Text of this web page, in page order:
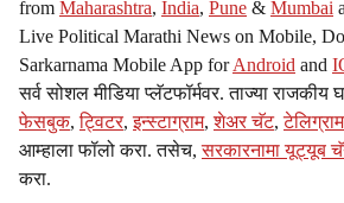
from Maharashtra, India, Pune & Mumbai
Live Political Marathi News on Mobile,
Sarkarnama Mobile App forAndroid and
सर्व सोशल मीडिया प्लॅटफॉर्मवर. ताज्या राजकीय
फेसबुक,ट्विटर,इन्स्टाग्राम,शेअर चॅट,
आम्हाला फॉलो करा. तसेच,सरकारनामा यूट्यूब
करा.